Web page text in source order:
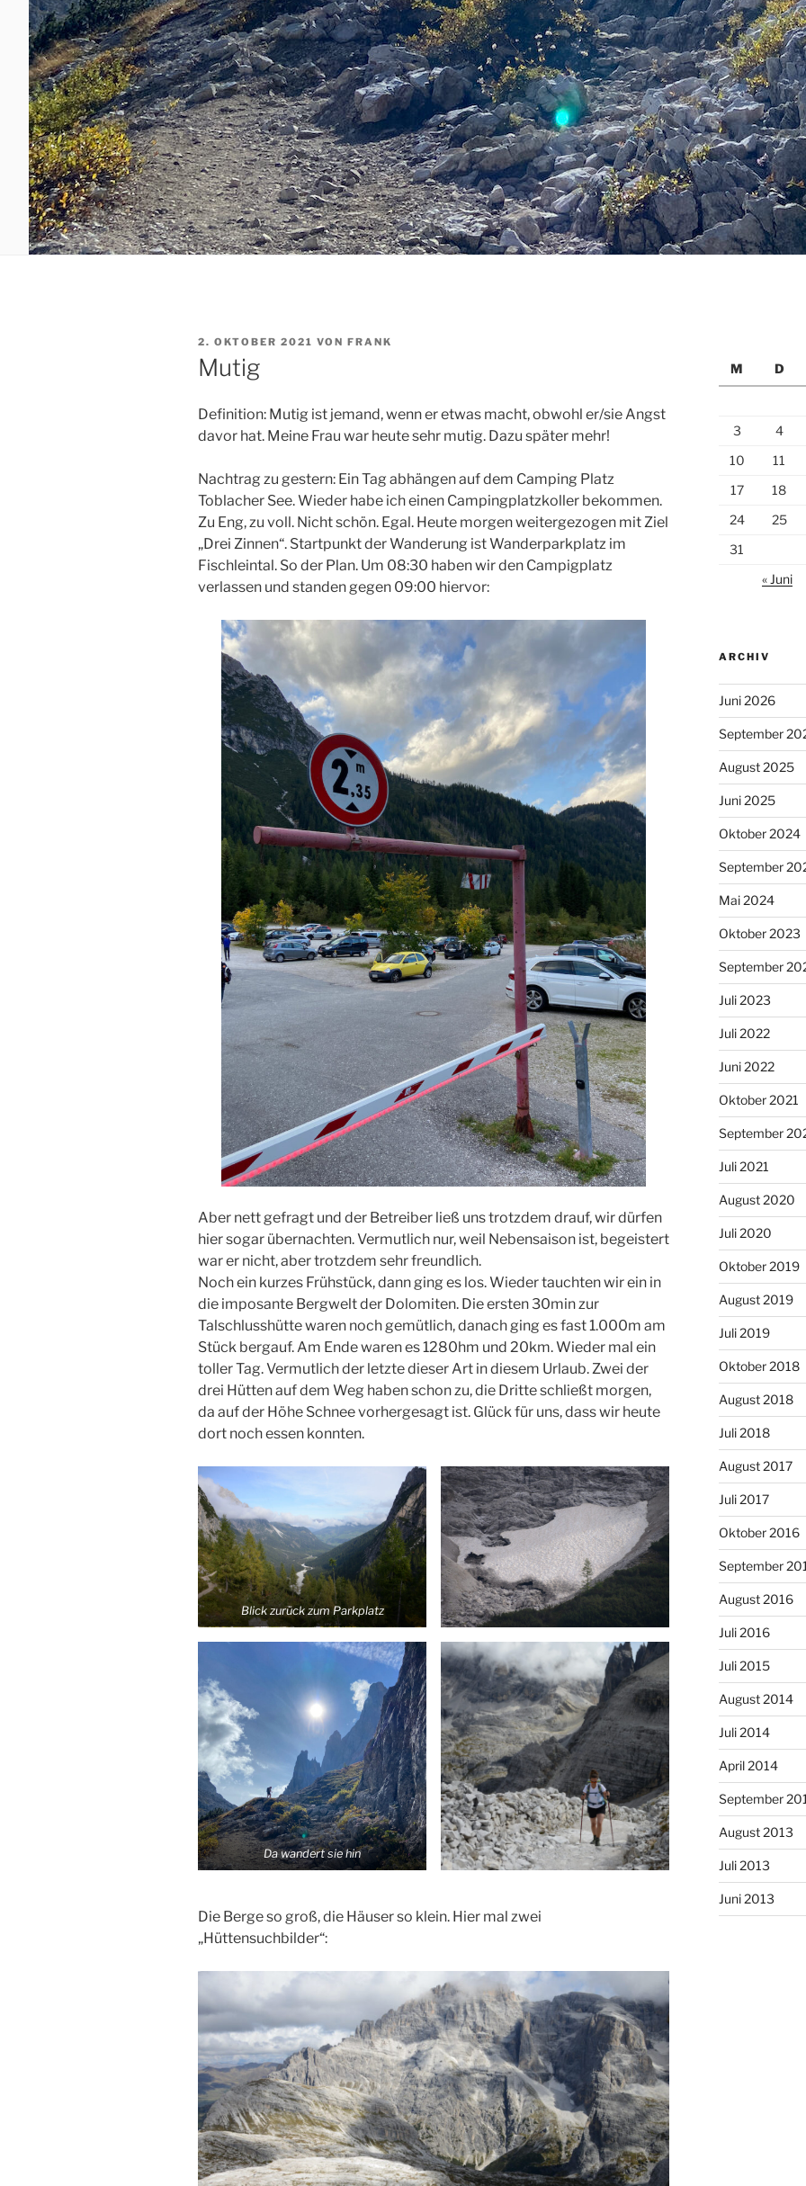
VERÖFFENTLICHT
AM
2. OKTOBER 2021 VON FRANK
Mutig
Definition: Mutig ist jemand, wenn er etwas macht, obwohl er/sie Angst
davor hat. Meine Frau war heute sehr mutig. Dazu später mehr!
Nachtrag zu gestern: Ein Tag abhängen auf dem Camping Platz
Toblacher See. Wieder habe ich einen Campingplatzkoller bekommen.
Zu Eng, zu voll. Nicht schön. Egal. Heute morgen weitergezogen mit Ziel
„Drei Zinnen“. Startpunkt der Wanderung ist Wanderparkplatz im
Fischleintal. So der Plan. Um 08:30 haben wir den Campigplatz
verlassen und standen gegen 09:00 hiervor:
Aber nett gefragt und der Betreiber ließ uns trotzdem drauf, wir dürfen
hier sogar übernachten. Vermutlich nur, weil Nebensaison ist, begeistert
war er nicht, aber trotzdem sehr freundlich.
Noch ein kurzes Frühstück, dann ging es los. Wieder tauchten wir ein in
die imposante Bergwelt der Dolomiten. Die ersten 30min zur
Talschlusshütte waren noch gemütlich, danach ging es fast 1.000m am
Stück bergauf. Am Ende waren es 1280hm und 20km. Wieder mal ein
toller Tag. Vermutlich der letzte dieser Art in diesem Urlaub. Zwei der
drei Hütten auf dem Weg haben schon zu, die Dritte schließt morgen,
da auf der Höhe Schnee vorhergesagt ist. Glück für uns, dass wir heute
dort noch essen konnten.
Blick zurück zum Parkplatz
Da wandert sie hin
Die Berge so groß, die Häuser so klein. Hier mal zwei
„Hüttensuchbilder“:
M D
3
4
10
11
17
18
24
25
31
« Juni
ARCHIV
Juni 2026
September
August 2025
Juni 2025
Oktober 2024
September
Mai 2024
Oktober 2023
September
Juli 2023
Juli 2022
Juni 2022
Oktober 2021
September
Juli 2021
August 2020
Juli 2020
Oktober 2019
August 2019
Juli 2019
Oktober 2018
August 2018
Juli 2018
August 2017
Juli 2017
Oktober 2016
September
August 2016
Juli 2016
Juli 2015
August 2014
Juli 2014
April 2014
September
August 2013
Juli 2013
Juni 2013